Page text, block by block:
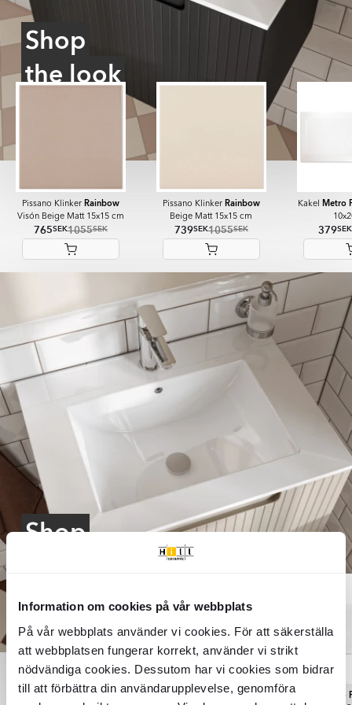
Information om cookies på vår webbplats
På vår webbplats använder vi cookies. För att säkerställa
att webbplatsen fungerar korrekt, använder vi strikt
nödvändiga cookies. Dessutom har vi cookies som bidrar
till att förbättra din användarupplevelse, genomföra
Shop
the look
Pissano Klinker Rainbow
Visón Beige Matt 15x15 cm
765SEK1055SEK
Pissano Klinker Rainbow
Beige Matt 15x15 cm
739SEK1055SEK
Kakel Metro
379SEK
8
Shop
Rainbow Pissano Klinker Rainbow Metro